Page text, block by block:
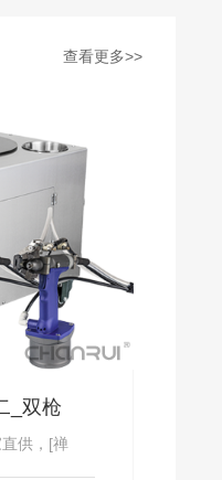
查看更多>>
_双枪
供，[禅